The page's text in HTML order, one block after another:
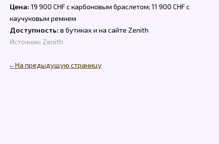
Цена: 19 900 CHF с карбоновым браслетом; 11 900 CHF с
каучуковым ремнем
Доступность: в бутиках и на сайте Zenith
Источник: Zenith
← На предыдущую страницу